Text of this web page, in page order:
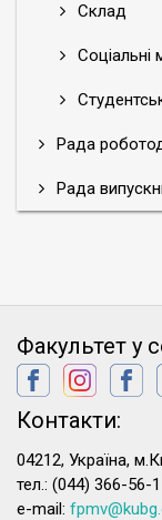
Склад
Соціальні
Рада
Рада
Факультет у
Контакти:
04212, Україна,
тел.: (044) 366-56-
e-mail: